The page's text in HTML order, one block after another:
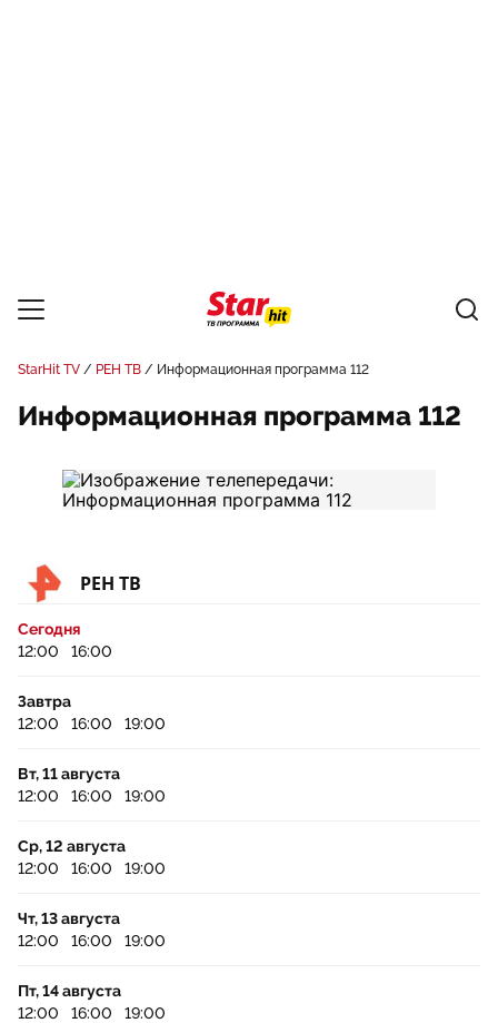
StarHit TV РЕН ТВ Информационная программа 112
Информационная программа 112
РЕН ТВ
Сегодня
12:00
16:00
Завтра
12:00
16:00 19:00
Вт, 11 августа
12:00
16:00 19:00
Ср, 12 августа
12:00
16:00 19:00
Чт, 13 августа
12:00
16:00 19:00
Пт, 14 августа
12:00
16:00 19:00